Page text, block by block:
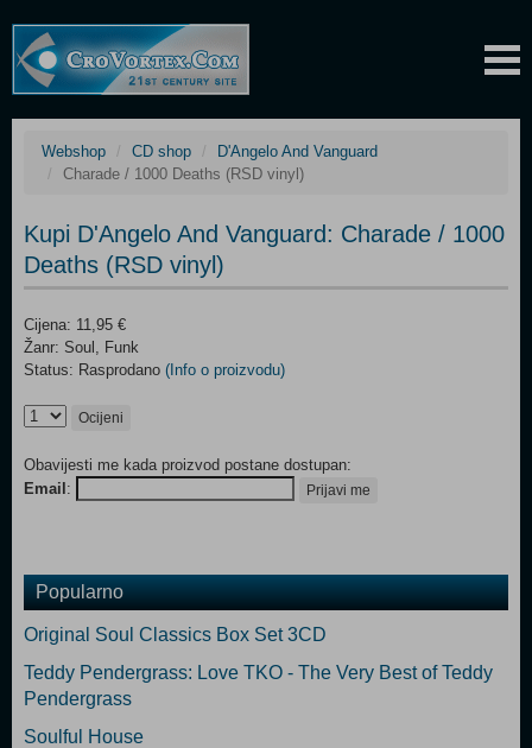
Webshop CD shop
D'Angelo And Vanguard
Charade / 1000 Deaths (RSD vinyl)
Kupi D'Angelo And Vanguard: Charade / 1000
Deaths (RSD vinyl)
Cijena: 11,95 €
Žanr: Soul, Funk
Status: Rasprodano (Info o proizvodu)
Ocijeni
Obavijesti me kada proizvod postane dostupan:
Email : Prijavi me
Popularno
Original Soul Classics Box Set 3CD
Teddy Pendergrass: Love TKO - The Very Best of Teddy
Pendergrass
Soulful House